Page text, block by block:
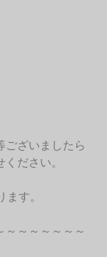
ございましたら
ださい。
す。
～～～～～～～